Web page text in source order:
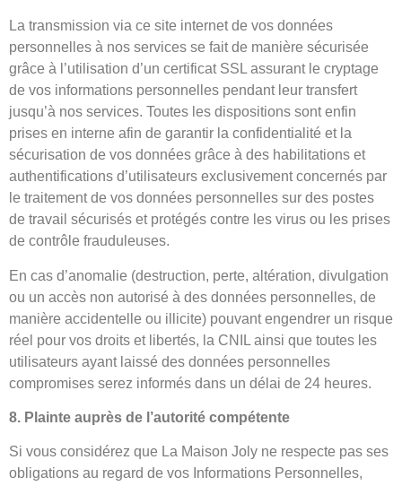
La transmission via ce site internet de vos données
personnelles à nos services se fait de manière sécurisée
grâce à l’utilisation d’un certificat SSL assurant le cryptage
de vos informations personnelles pendant leur transfert
jusqu’à nos services. Toutes les dispositions sont enfin
prises en interne afin de garantir la confidentialité et la
sécurisation de vos données grâce à des habilitations et
authentifications d’utilisateurs exclusivement concernés par
le traitement de vos données personnelles sur des postes
de travail sécurisés et protégés contre les virus ou les prises
de contrôle frauduleuses.
En cas d’anomalie (destruction, perte, altération, divulgation
ou un accès non autorisé à des données personnelles, de
manière accidentelle ou illicite) pouvant engendrer un risque
réel pour vos droits et libertés, la CNIL ainsi que toutes les
utilisateurs ayant laissé des données personnelles
compromises serez informés dans un délai de 24 heures.
8. Plainte auprès de l’autorité compétente
Si vous considérez que La Maison Joly ne respecte pas ses
obligations au regard de vos Informations Personnelles,